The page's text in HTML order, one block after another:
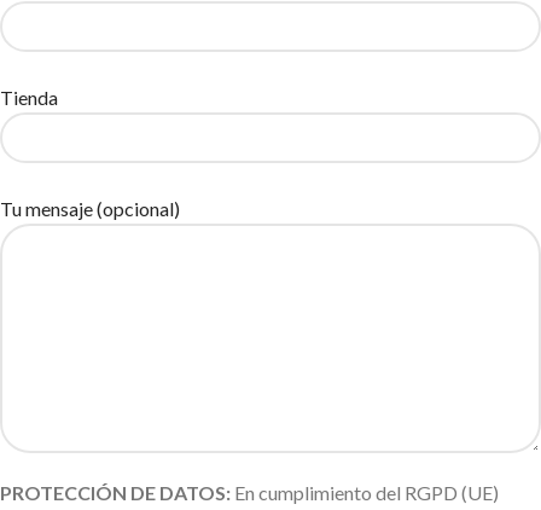
Tienda
Tu mensaje (opcional)
PROTECCIÓN DE DATOS: En cumplimiento del RGPD (UE)